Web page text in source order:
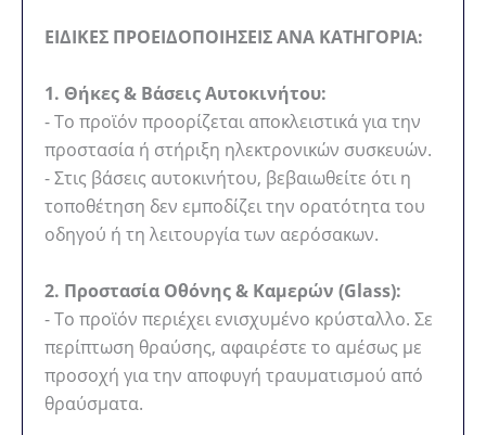
ΕΙΔΙΚΕΣ ΠΡΟΕΙΔΟΠΟΙΗΣΕΙΣ ΑΝΑ ΚΑΤΗΓΟΡΙΑ:
1. Θήκες & Βάσεις Αυτοκινήτου:
- Το προϊόν προορίζεται αποκλειστικά για την
προστασία ή στήριξη ηλεκτρονικών συσκευών.
- Στις βάσεις αυτοκινήτου, βεβαιωθείτε ότι η
τοποθέτηση δεν εμποδίζει την ορατότητα του
οδηγού ή τη λειτουργία των αερόσακων.
2. Προστασία Οθόνης & Καμερών (Glass):
- Το προϊόν περιέχει ενισχυμένο κρύσταλλο. Σε
περίπτωση θραύσης, αφαιρέστε το αμέσως με
προσοχή για την αποφυγή τραυματισμού από
θραύσματα.